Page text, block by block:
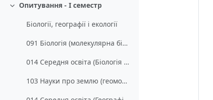
Згорнути
Опитування - І семестр
Біології, географії і екології
091 Біологія (молекулярна біологія) (311)
014 Середня освіта (Біологія та здоров’я людини) (гігієна та здоров’я людини) (312)
103 Науки про землю (геоморфологія і палеогеографія) (313)